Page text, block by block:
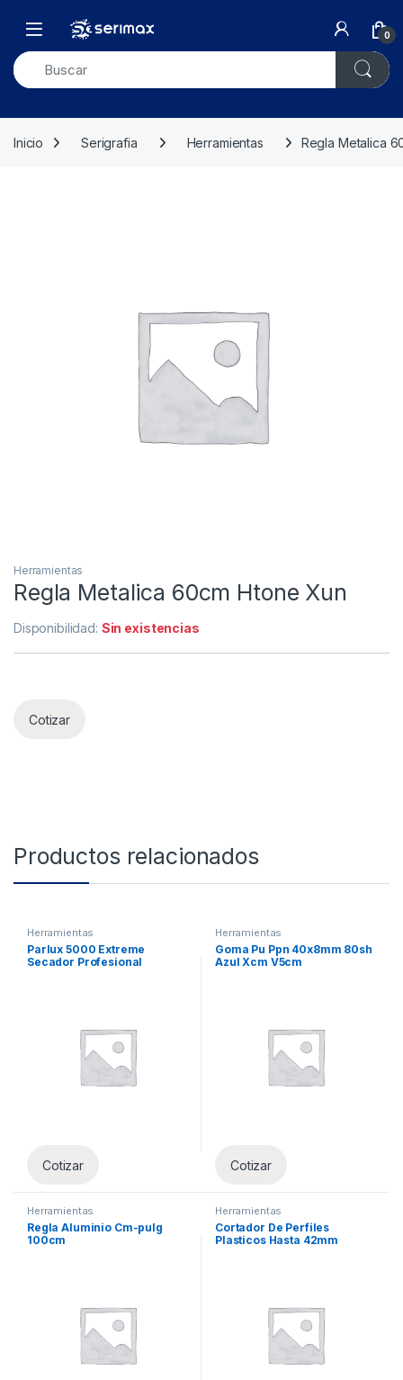
Open 0
Inicio Serigrafia Herramientas Regla Metalica
Herramientas
Regla Metalica 60cm Htone Xun
Disponibilidad: Sin existencias
Cotizar
Productos relacionados
Herramientas
Parlux 5000 Extreme
Secador Profesional
Cotizar
Herramientas
Goma Pu Ppn 40x8mm 80sh
Azul Xcm V5cm
Cotizar
Herramientas
Regla Aluminio Cm-pulg
100cm
Herramientas
Cortador De Perfiles
Plasticos Hasta 42mm